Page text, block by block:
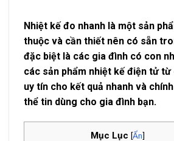
Nhiệt kế đo nhanh là một sản
thuộc và cần thiết nên có sẵn
đặc biệt là các gia đình có con
các sản phẩm nhiệt kế điện tử
uy tín cho kết quả nhanh và
thể tin dùng cho gia đình bạn.
Mục Lục [Ẩn]